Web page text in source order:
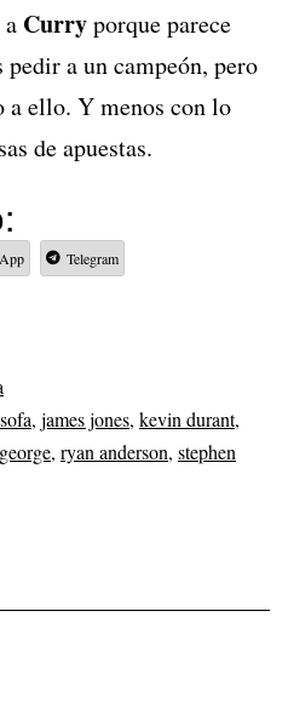
Curryporque parece
a un campeón, pero
a ello. Y menos con lo
de apuestas.
Telegram
, james jones, kevin durant,
, ryan anderson, stephen